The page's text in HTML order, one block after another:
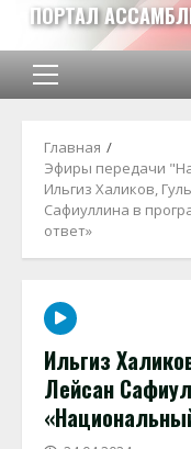
Перейти
содержимому
ПОРТАЛ
Основное
Главная
Эфиры передачи
Ильгиз Халиков,
Сафиуллина в
ответ»
Ильгиз
Лейсан